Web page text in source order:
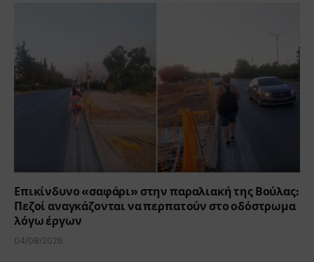
Επικίνδυνο «σαφάρι» στην παραλιακή της Βούλας:
Πεζοί αναγκάζονται να περπατούν στο οδόστρωμα
λόγω έργων
04/08/2026